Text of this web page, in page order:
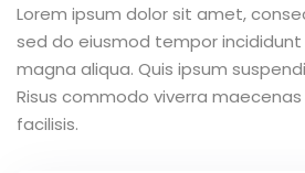
TCC
Lorem ipsum dolor sit amet,
sed do eiusmod tempor
magna aliqua. Quis ipsum
Risus commodo viverra
facilisis.